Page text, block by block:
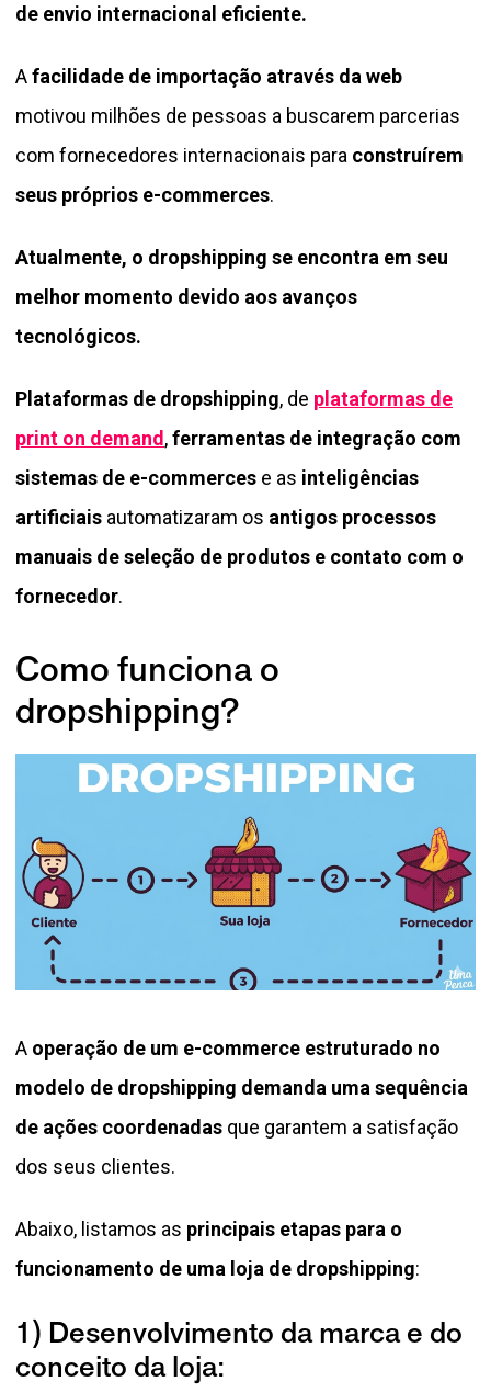
de envio internacional eficiente.
Afacilidade de importação através da web
motivou milhões de pessoas a buscarem parcerias
com fornecedores internacionais para construírem
seus próprios e-commerces.
Atualmente, o dropshipping se encontra em seu
melhor momento devido aos avanços
tecnológicos.
Plataformas de dropshipping, de plataformas de
print on demand ,ferramentas de integração com
sistemas de e-commerces e as inteligências
artificiais automatizaram os antigos processos
manuais de seleção de produtos e contato com o
fornecedor.
Como funciona o
dropshipping?
A operação de um e-commerce estruturado no
modelo de dropshipping demanda uma sequência
de ações coordenadas que garantem a satisfação
dos seus clientes.
Abaixo, listamos as principais etapas para o
funcionamento de uma loja de dropshipping:
1) Desenvolvimento da marca e do
conceito da loja: